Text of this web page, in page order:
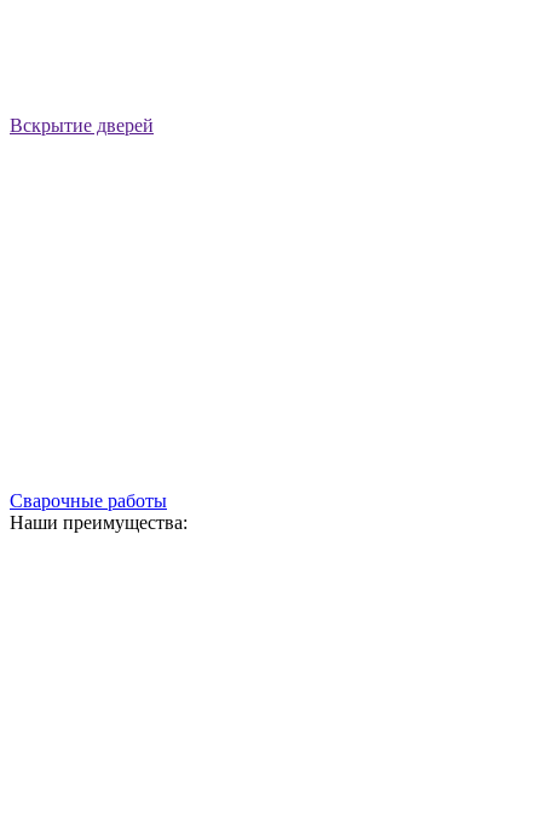
Вскрытие дверей
Сварочные работы
Наши преимущества: